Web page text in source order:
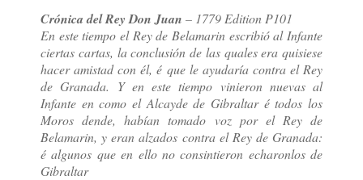
Crónica del Rey Don Juan – 1779 Edition P101
En este tiempo el Rey de Belamarin escribió al Infante
ciertas cartas, la conclusión de las quales era quisiese
hacer amistad con él, é que le ayudaría contra el Rey
de Granada. Y en este tiempo vinieron nuevas al
Infante en como el Alcayde de Gibraltar é todos los
Moros dende, habían tomado voz por el Rey de
Belamarin, y eran alzados contra el Rey de Granada:
é algunos que en ello no consintieron echaronlos de
Gibraltar